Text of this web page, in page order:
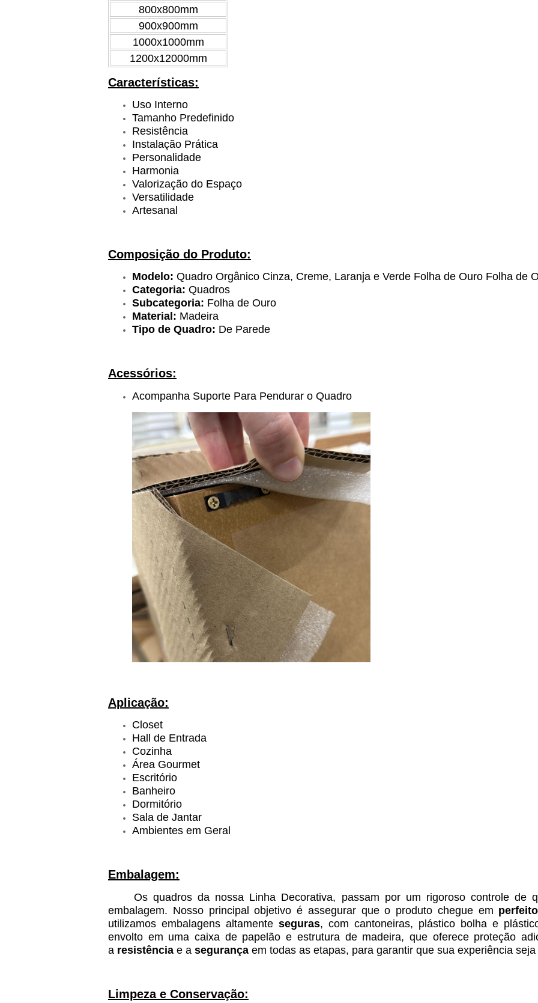
800x800mm
900x900mm
1000x1000mm
1200x12000mm
Características:
Uso Interno
Tamanho Predefinido
Resistência
Instalação Prática
Personalidade
Harmonia
Valorização do Espaço
Versatilidade
Artesanal
Composição do Produto:
Modelo: Quadro Orgânico Cinza, Creme, Laranja e Verde Folha de Ouro Folha de
Categoria: Quadros
Subcategoria: Folha de Ouro
Material: Madeira
Tipo de Quadro: De Parede
Acessórios:
Acompanha Suporte Para Pendurar o Quadro
Aplicação:
Closet
Hall de Entrada
Cozinha
Área Gourmet
Escritório
Banheiro
Dormitório
Sala de Jantar
Ambientes em Geral
Embalagem:
Os quadros da nossa Linha Decorativa, passam por um rigoroso controle de
embalagem. Nosso principal objetivo é assegurar que o produto chegue em
utilizamos embalagens altamente seguras, com cantoneiras, plástico bolha e
envolto em uma caixa de papelão e estrutura de madeira, que oferece proteção
a resistência e a segurança em todas as etapas, para garantir que sua experiência
Limpeza e Conservação: